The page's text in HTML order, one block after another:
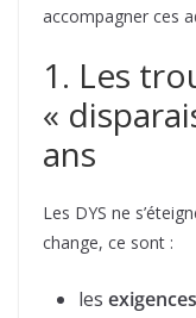
accompagner ces
1. Les
«
ans
Les DYS ne
change, ce sont :
les